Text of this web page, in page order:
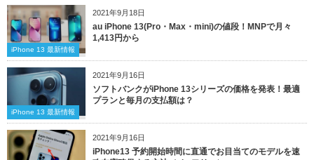
2021年9月18日
iPhone 13 最新情報
au iPhone 13(Pro・Max・mini)の値段！MNPで月々
1,413円から
2021年9月16日
iPhone 13 最新情報
ソフトバンクがiPhone 13シリーズの価格を発表！最適
プランと毎月の支払額は？
2021年9月16日
iPhone13 予約開始時間に直通でお目当てのモデルを速